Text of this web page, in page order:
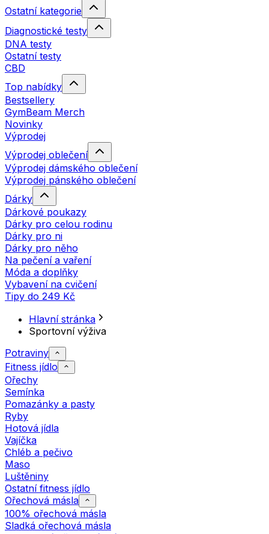
Ostatní kategorie
Diagnostické testy
DNA testy
Ostatní testy
CBD
Top nabídky
Bestsellery
GymBeam Merch
Novinky
Výprodej
Výprodej oblečení
Výprodej dámského oblečení
Výprodej pánského oblečení
Dárky
Dárkové poukazy
Dárky pro celou rodinu
Dárky pro ni
Dárky pro něho
Na pečení a vaření
Móda a doplňky
Vybavení na cvičení
Tipy do 249 Kč
Hlavní stránka
Sportovní výživa
Potraviny
Fitness jídlo
Ořechy
Semínka
Pomazánky a pasty
Ryby
Hotová jídla
Vajíčka
Chléb a pečivo
Maso
Luštěniny
Ostatní fitness jídlo
Ořechová másla
100% ořechová másla
Sladká ořechová másla